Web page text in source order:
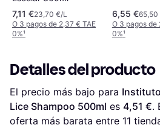
7,11 €23,70 €/L
O 3 pagos de 2,37 € TAE
0%¹
6,55 €65,50
O 3 pagos de
0%¹
Detalles del producto
El precio más bajo para
Lice Shampoo 500ml es 4,51 €.
oferta más barata entre 11